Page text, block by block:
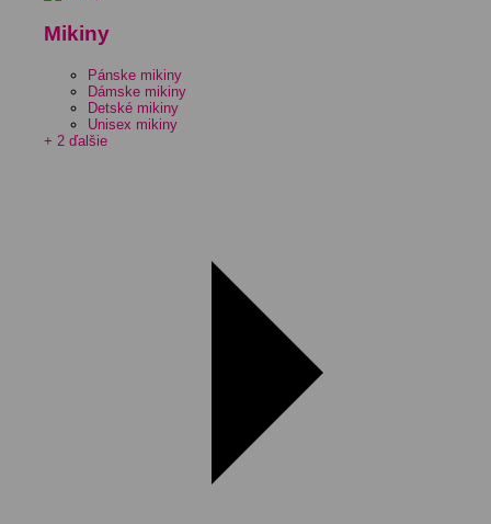
Mikiny
Pánske mikiny
Dámske mikiny
Detské mikiny
Unisex mikiny
+ 2 ďalšie